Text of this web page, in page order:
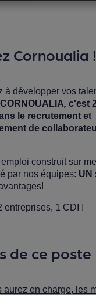
Cornoualia !
à développer vos
CORNOUALIA, c'est
le recrutement et
de
construit sur
par nos équipes: UN
entreprises, 1 CDI !
de ce poste
aurez en charge, les